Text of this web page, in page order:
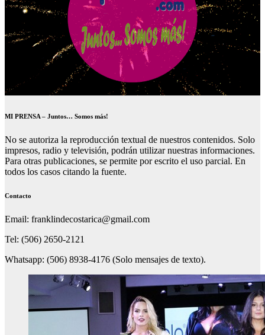
MI PRENSA – Juntos… Somos más!
No se autoriza la reproducción textual de nuestros contenidos. Solo
impresos, radio y televisión, podrán utilizar nuestras informaciones.
Para otras publicaciones, se permite por escrito el uso parcial. En
todos los casos citando la fuente.
Contacto
Email: franklindecostarica@gmail.com
Tel: (506) 2650-2121
Whatsapp: (506) 8938-4176 (Solo mensajes de texto).